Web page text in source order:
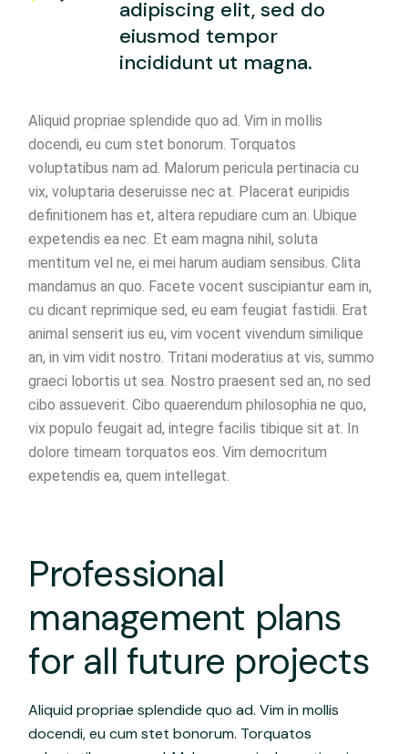
adipiscing elit, sed do
eiusmod tempor
incididunt ut magna.
Aliquid propriae splendide quo ad. Vim in mollis
docendi, eu cum stet bonorum. Torquatos
voluptatibus nam ad. Malorum pericula pertinacia cu
vix, voluptaria deseruisse nec at. Placerat euripidis
definitionem has et, altera repudiare cum an. Ubique
expetendis ea nec. Et eam magna nihil, soluta
mentitum vel ne, ei mei harum audiam sensibus. Clita
mandamus an quo. Facete vocent suscipiantur eam in,
cu dicant reprimique sed, eu eam feugiat fastidii. Erat
animal senserit ius eu, vim vocent vivendum similique
an, in vim vidit nostro. Tritani moderatius at vis, summo
graeci lobortis ut sea. Nostro praesent sed an, no sed
cibo assueverit. Cibo quaerendum philosophia ne quo,
vix populo feugait ad, integre facilis tibique sit at. In
dolore timeam torquatos eos. Vim democritum
expetendis ea, quem intellegat.
Professional
management plans
for all future projects
Aliquid propriae splendide quo ad. Vim in mollis
docendi, eu cum stet bonorum. Torquatos